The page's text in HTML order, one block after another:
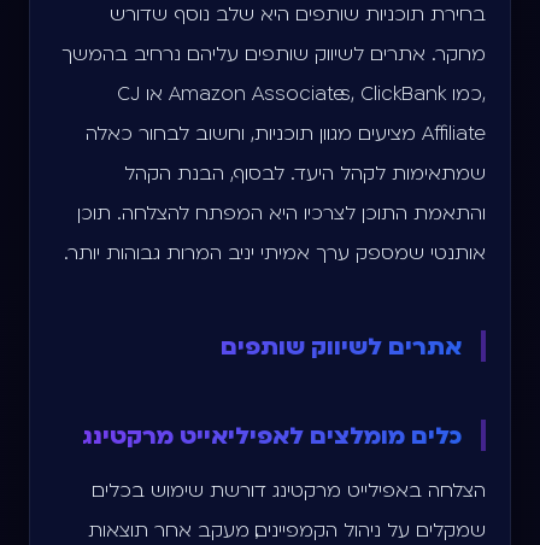
בחירת תוכניות שותפים היא שלב נוסף שדורש
מחקר. אתרים לשיווק שותפים עליהם נרחיב בהמשך
,כמו Amazon Associates, ClickBank או CJ
Affiliate מציעים מגוון תוכניות, וחשוב לבחור כאלה
שמתאימות לקהל היעד. לבסוף, הבנת הקהל
והתאמת התוכן לצרכיו היא המפתח להצלחה. תוכן
אותנטי שמספק ערך אמיתי יניב המרות גבוהות יותר.
אתרים לשיווק שותפים
כלים מומלצים לאפיליאייט מרקטינג
הצלחה באפילייט מרקטינג דורשת שימוש בכלים
שמקלים על ניהול הקמפיינים, מעקב אחר תוצאות